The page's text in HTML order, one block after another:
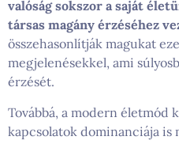
valóság sokszor a saját
társas magány érzéséhez
összehasonlítják magukat
megjelenésekkel, ami
érzését.
Továbbá, a modern életmód
kapcsolatok dominanciája is